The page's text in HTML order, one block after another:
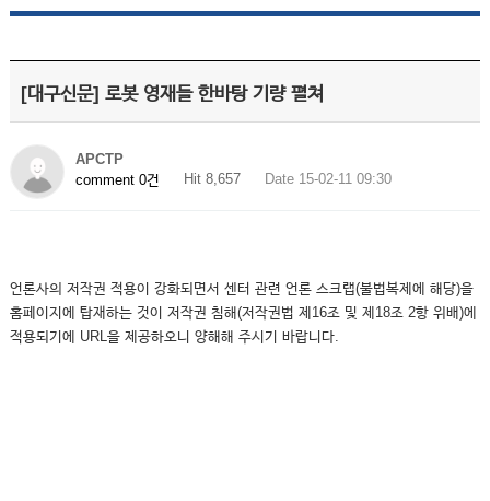
[대구신문] 로봇 영재들 한바탕 기량 펼쳐
APCTP
comment 0건
Hit 8,657 Date 15-02-11 09:30
언론사의 저작권 적용이 강화되면서 센터 관련 언론 스크랩(불법복제에 해당)을
홈페이지에 탑재하는 것이 저작권 침해(저작권법 제16조 및 제18조 2항 위배)에
적용되기에 URL을 제공하오니 양해해 주시기 바랍니다.